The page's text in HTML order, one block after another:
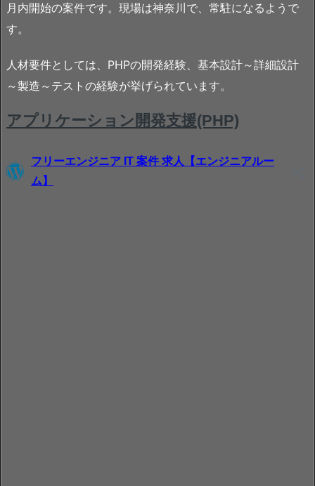
月内開始の案件です。現場は神奈川で、常駐になるようで
す。
人材要件としては、PHPの開発経験、基本設計～詳細設計
～製造～テストの経験が挙げられています。